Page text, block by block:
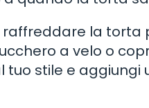
la torta
a velo o
stile e